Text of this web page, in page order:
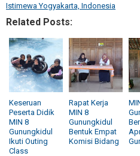
Istimewa Yogyakarta, Indonesia
Related Posts:
Keseruan
Peserta Didik
MIN 8
Gunungkidul
Ikuti Outing
Class
Rapat Kerja
MIN 8
Gunungkidul
Bentuk Empat
Komisi Bidang